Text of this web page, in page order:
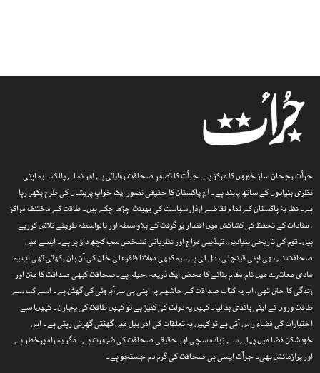
جرأت رجحان ساز خبروں کا مرکز ہے۔جرأت کا تصورِ صحافت روایتی ہے اور نہ لے پالک ۔ یہ اپنی
نظری بنیادوں کے ساتھ پابند ہے۔ آج پاکستان کا حقیقی تصور ایک خوابِ پریشاں کی طرح بکھر رہا
ہے۔ نظریۂ پاکستان کے تمام تقاضے ارذل سیاست کی بھینٹ چڑھ چکے ہیں۔ طاقت کے مختلف مراکز
، مفادات کے تحفظ کی کشاکش میں اقتدار پر گرفت کے بلاواسطہ اور بالواسطہ طریقے تلاش کررہے
ہیں۔قوم کی تاریخی بنیادیں، تہذیبی مزاج اور نظریاتی تشخص سب کچھ داؤ پر ہے۔ ایسے میں
صحافت نے بھی اپنی قینچلی بدل لی ہے۔ یہ کبھی مولانا ظفرعلی خان کی آن بان رکھتی تھی اب یہ
مادی معاشرے میں نام مقام بنانے کا محض ایک ذریعہ ،حیلہ ہے۔صحافت کبھی صداقت کا متن اور
زندگی کا جتن تھی، اب یہ کتاب صداقت کے حاشیے پر اپنی ہی بے آبروئی کی گھٹن ہے۔ اسے کب سے
طاقت وروں نے اپنی باندی بنالیا۔ کہیں یہ دولت کی کنیز ہے تو کہیں طاقت کی پچارن۔ کہیںا سے
اختیارات کی فضاء راس آتی ہے تو کہیں یہ تعلقات کی امر بیل میں گھٹتی گھِرتی رہتی ہے۔ اس
خودشکن فضا میں پہلے سے زیادہ سچی اور حقیقی صحافت کی ضرورت ہے۔ مگر یہ راہ پرخطر ہے
اور پرآزمائش بھی۔ جرأت ایسی ہی صحافت کی گرم دم جستجو ہے۔